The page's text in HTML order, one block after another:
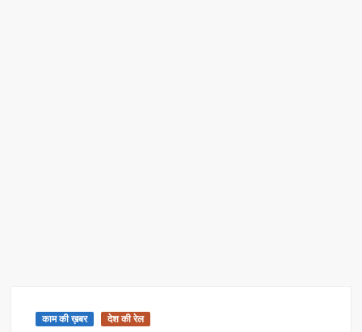
BPCL Ethanol Case: इथेनॉल आवंटन विवाद पर सरकार का जवाब
काम की ख़बर देश की रेल